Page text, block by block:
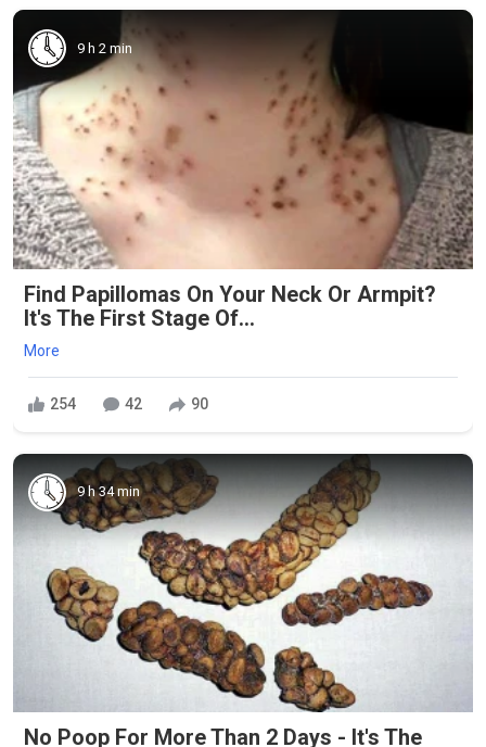
9 h 2 min
Find Papillomas On Your Neck Or Armpit?
It's The First Stage Of...
More
254 42 90
9 h 34 min
No Poop For More Than 2 Days - It's The